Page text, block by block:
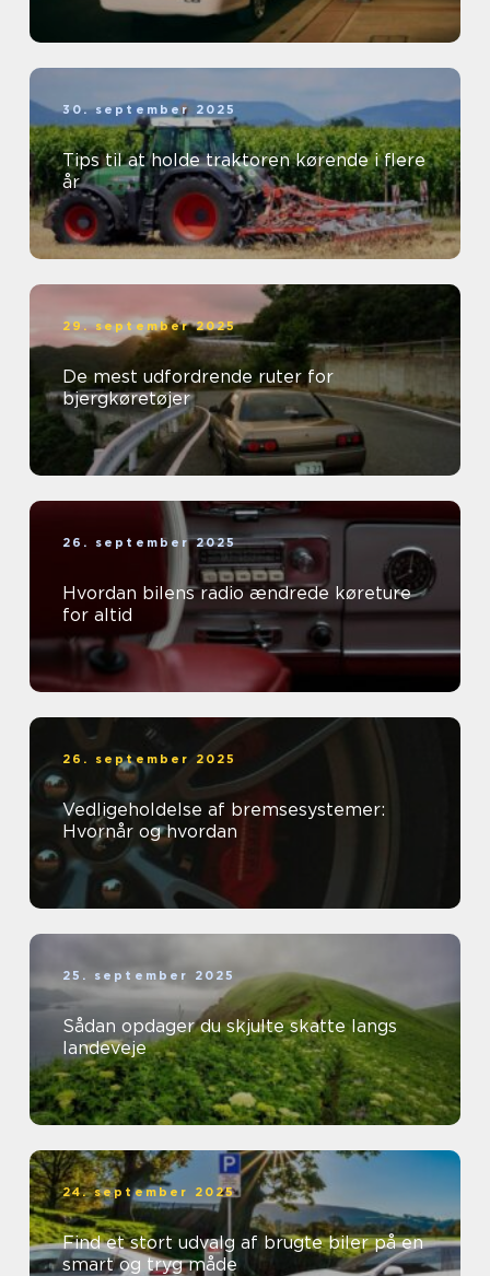
30. september 2025
Tips til at holde traktoren kørende i flere
år
29. september 2025
De mest udfordrende ruter for
bjergkøretøjer
26. september 2025
Hvordan bilens radio ændrede køreture
for altid
26. september 2025
Vedligeholdelse af bremsesystemer:
Hvornår og hvordan
25. september 2025
Sådan opdager du skjulte skatte langs
landeveje
24. september 2025
Find et stort udvalg af brugte biler på en
smart og tryg måde